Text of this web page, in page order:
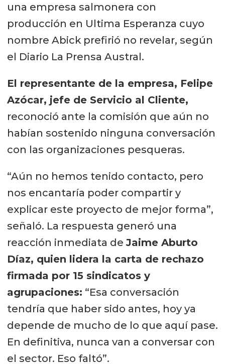
una empresa salmonera con
producción en Ultima Esperanza cuyo
nombre Abick prefirió no revelar, según
el Diario La Prensa Austral.
El representante de la empresa, Felipe
Azócar, jefe de Servicio al Cliente,
reconoció ante la comisión que aún no
habían sostenido ninguna conversación
con las organizaciones pesqueras.
“Aún no hemos tenido contacto, pero
nos encantaría poder compartir y
explicar este proyecto de mejor forma”,
señaló. La respuesta generó una
reacción inmediata deJaime Aburto
Díaz, quien lidera la carta de rechazo
firmada por 15 sindicatos y
agrupaciones: “Esa conversación
tendría que haber sido antes, hoy ya
depende de mucho de lo que aquí pase.
En definitiva, nunca van a conversar con
el sector. Eso faltó”.